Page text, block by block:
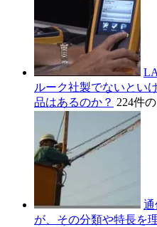
ルーク社製でないとい
品はあるのか？ 224件
通
が、その分類や特長を